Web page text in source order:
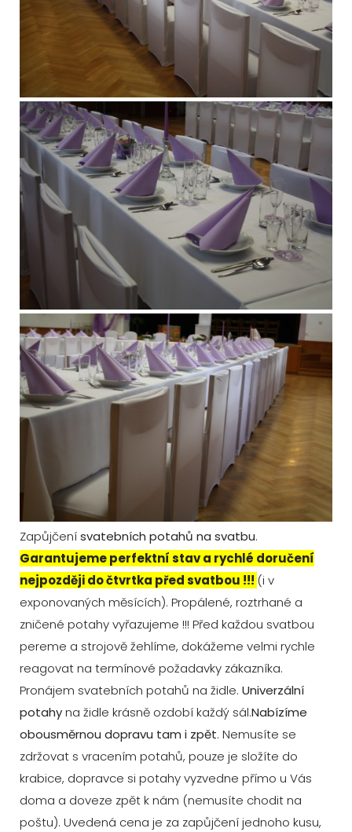
Zapůjčenísvatebních potahů na svatbu.
Garantujeme perfektní stav a rychlé doručení
nejpozději do čtvrtka před svatbou !!! (i v
exponovaných měsících). Propálené, roztrhané a
zničené potahy vyřazujeme !!! Před každou svatbou
pereme a strojově žehlíme, dokážeme velmi rychle
reagovat na termínové požadavky zákazníka.
Pronájem svatebních potahů na židle. Univerzální
potahyna židle krásně ozdobí každý sál.Nabízíme
obousměrnou dopravu tam i zpět. Nemusíte se
zdržovat s vracením potahů, pouze je složíte do
krabice, dopravce si potahy vyzvedne přímo u Vás
doma a doveze zpět k nám (nemusíte chodit na
poštu). Uvedená cena je za zapůjčení jednoho kusu,